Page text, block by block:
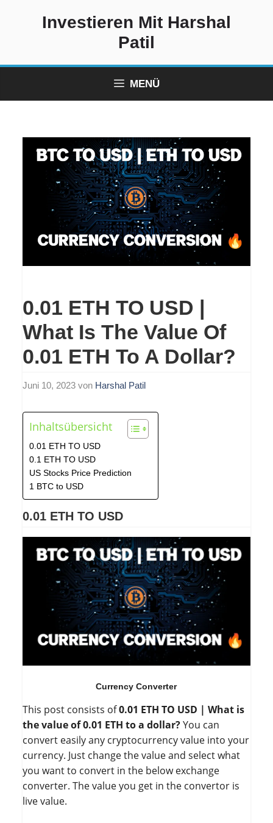
Investieren Mit Harshal
Patil
MENÜ
0.01 ETH TO USD |
What Is The Value Of
0.01 ETH To A Dollar?
Juni 10, 2023 von Harshal Patil
Inhaltsübersicht
0.01 ETH TO USD
0.1 ETH TO USD
US Stocks Price Prediction
1 BTC to USD
0.01 ETH TO USD
Currency Converter
This post consists of0.01 ETH TO USD | What is
the value of 0.01 ETH to a dollar?You can
convert easily any cryptocurrency value into your
currency. Just change the value and select what
you want to convert in the below exchange
converter. The value you get in the convertor is
live value.